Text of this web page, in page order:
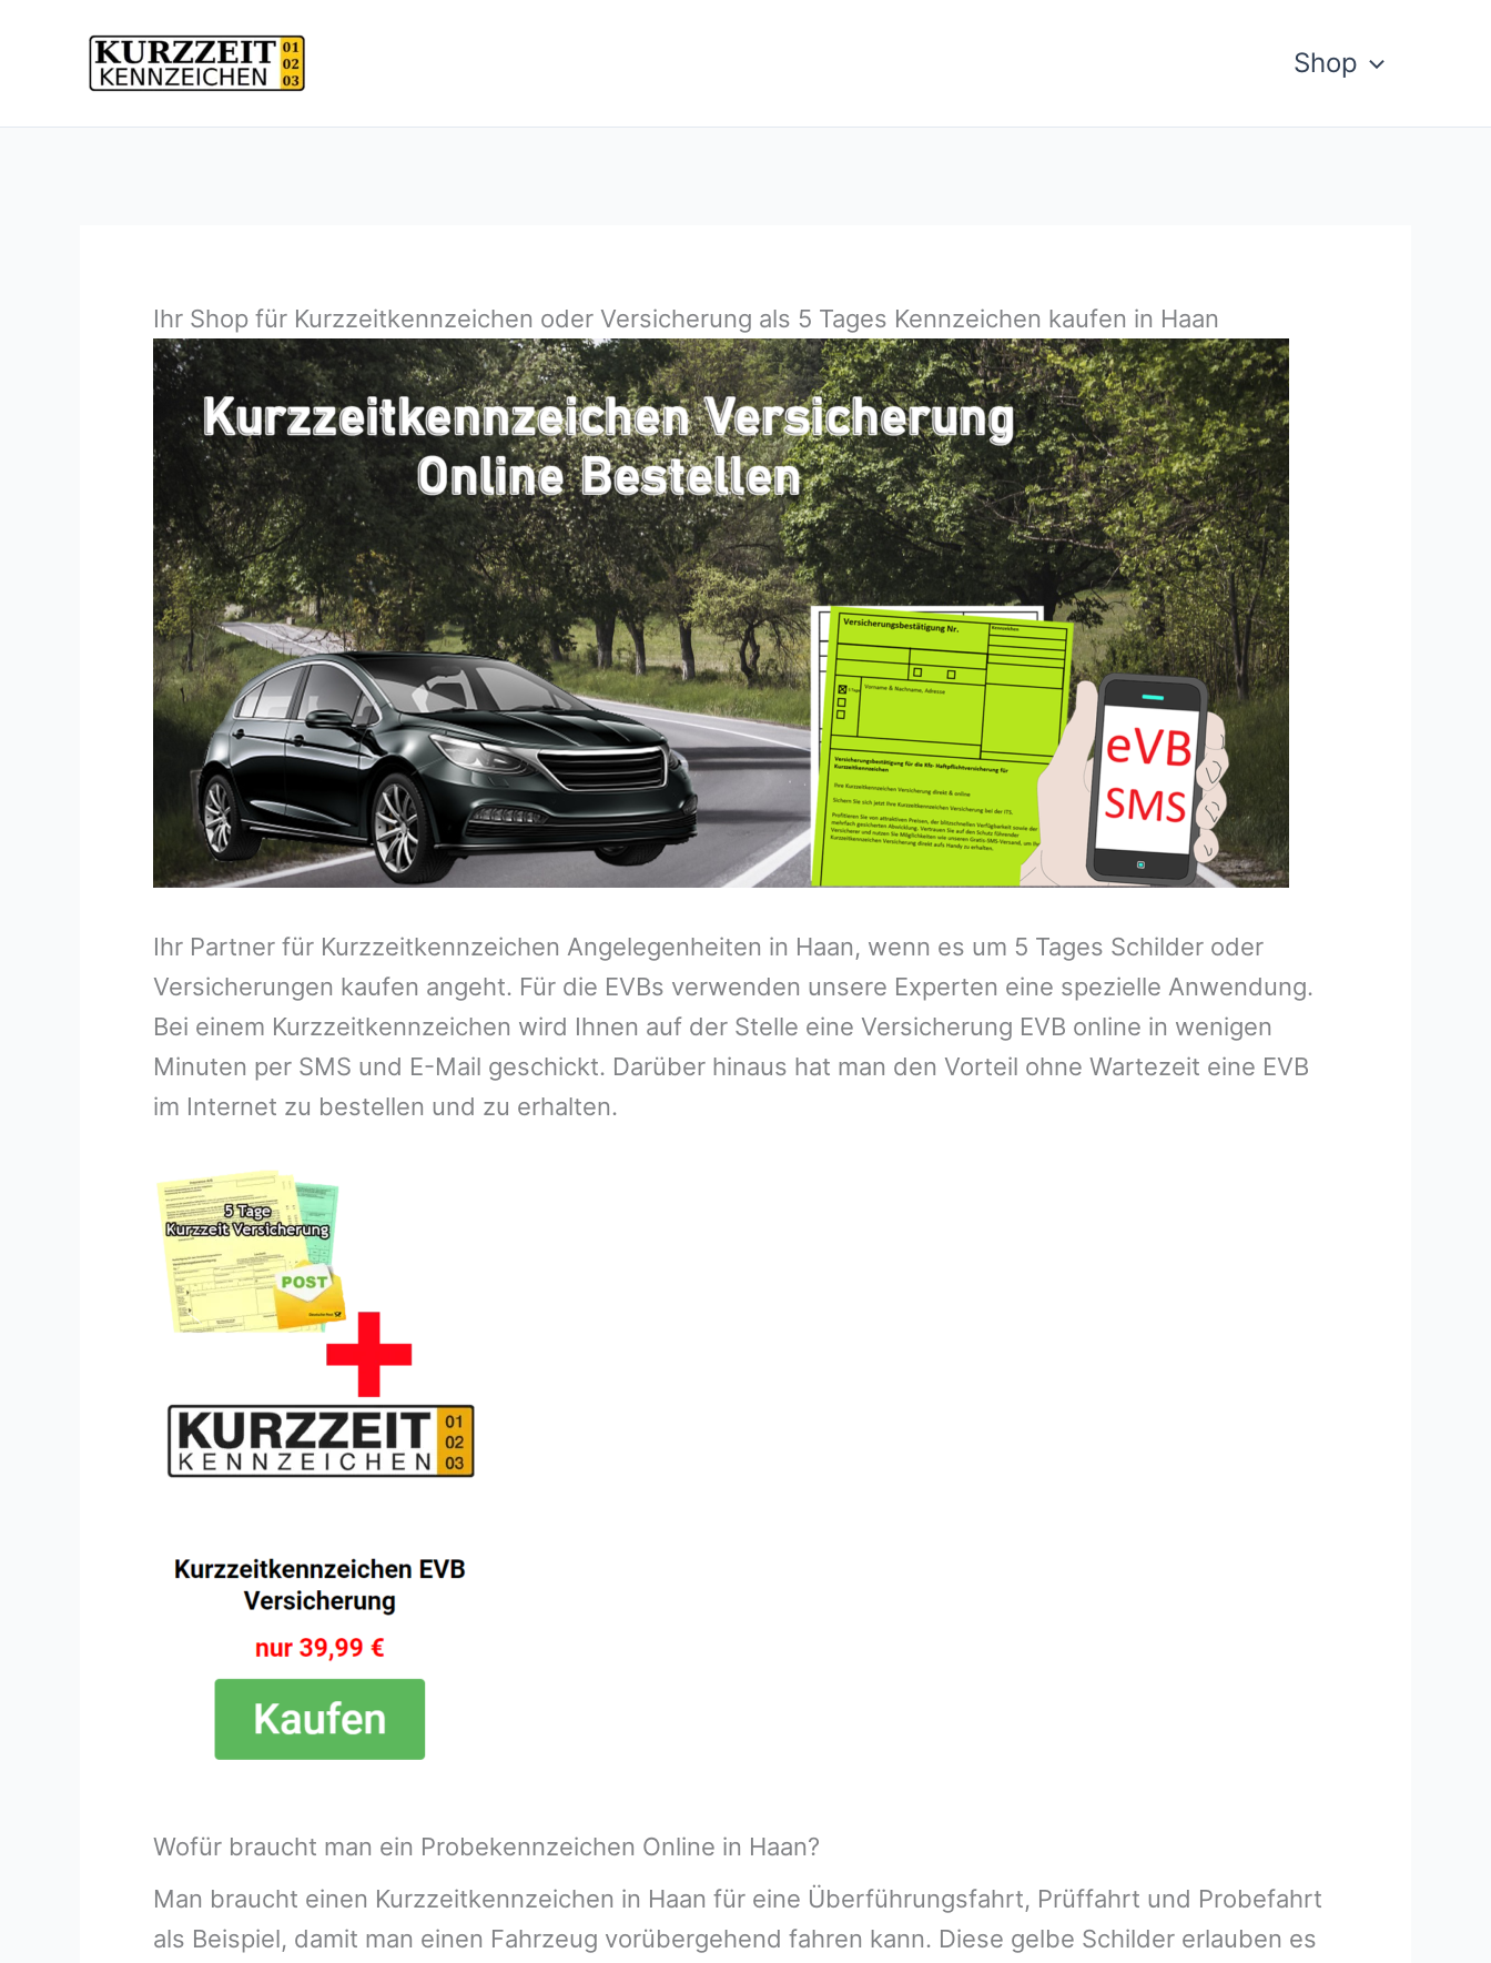
springen
Shop
Ihr Shop für Kurzzeitkennzeichen oder Versicherung als 5 Tages Kennzeichen kaufen in Haan
Ihr Partner für Kurzzeitkennzeichen Angelegenheiten in Haan, wenn es um 5 Tages Schilder oder
Versicherungen kaufen angeht. Für die EVBs verwenden unsere Experten eine spezielle Anwendung.
Bei einem Kurzzeitkennzeichen wird Ihnen auf der Stelle eine Versicherung EVB online in wenigen
Minuten per SMS und E-Mail geschickt. Darüber hinaus hat man den Vorteil ohne Wartezeit eine EVB
im Internet zu bestellen und zu erhalten.
Wofür braucht man ein Probekennzeichen Online in Haan?
Man braucht einen Kurzzeitkennzeichen in Haan für eine Überführungsfahrt, Prüffahrt und Probefahrt
als Beispiel, damit man einen Fahrzeug vorübergehend fahren kann. Diese gelbe Schilder erlauben es